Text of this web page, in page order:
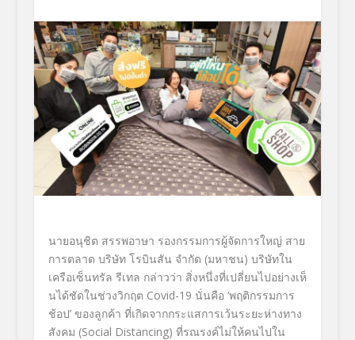
นายอนุชิต สรรพอาษา รองกรรมการผู้จัดการใหญ่ สาย
การตลาด บริษัท โรบินสัน จำกัด (มหาชน) บริษัทใน
เครือเซ็นทรัล รีเทล กล่าวว่า สิ่งหนึ่งที่เปลี่ยนไปอย่างเห็
นได้ชัดในช่วงวิกฤต Covid-19 นั่นคือ ‘พฤติกรรมการ
ช้อป’ ของลูกค้า ที่เกิดจากกระแสการเว้นระยะห่างทาง
สังคม (Social Distancing) ที่รณรงค์ไม่ให้คนไปใน